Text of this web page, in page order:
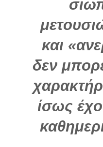
και
δεν
ίσως